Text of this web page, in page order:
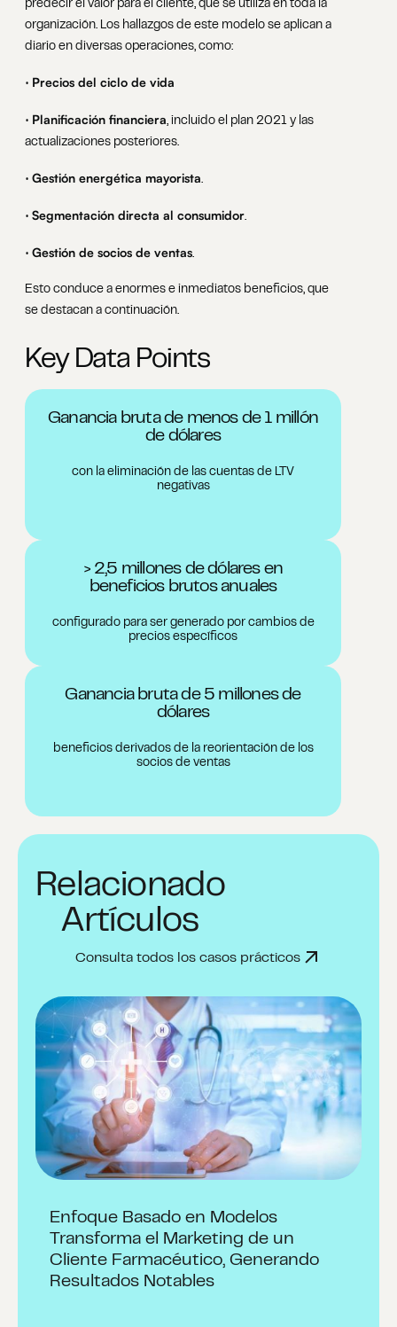
predecir el valor para el cliente, que se utiliza en toda la
organización. Los hallazgos de este modelo se aplican a
diario en diversas operaciones, como:
• Precios del ciclo de vida
• Planificación financiera, incluido el plan 2021 y las
actualizaciones posteriores.
• Gestión energética mayorista.
• Segmentación directa al consumidor.
• Gestión de socios de ventas.
Esto conduce a enormes e inmediatos beneficios, que
se destacan a continuación.
Key Data Points
Ganancia bruta de menos de 1 millón
de dólares
con la eliminación de las cuentas de LTV
negativas
> 2,5 millones de dólares en
beneficios brutos anuales
configurado para ser generado por cambios de
precios específicos
Ganancia bruta de 5 millones de
dólares
beneficios derivados de la reorientación de los
socios de ventas
Relacionado
Artículos
Consulta todos los casos prácticos
Enfoque Basado en Modelos
Transforma el Marketing de un
Cliente Farmacéutico, Generando
Resultados Notables